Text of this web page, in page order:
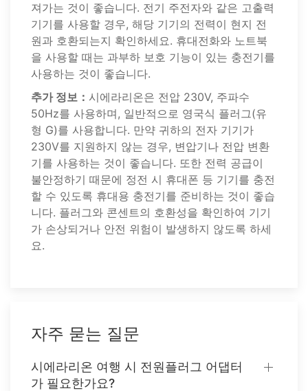
져가는 것이 좋습니다. 전기 주전자와 같은 고출력
기기를 사용할 경우, 해당 기기의 전력이 현지 전
원과 호환되는지 확인하세요. 휴대전화와 노트북
을 사용할 때는 과부하 보호 기능이 있는 충전기를
사용하는 것이 좋습니다.
추가 정보： 시에라리온은 전압 230V, 주파수
50Hz를 사용하며, 일반적으로 영국식 플러그(유
형 G)를 사용합니다. 만약 귀하의 전자 기기가
230V를 지원하지 않는 경우, 변압기나 전압 변환
기를 사용하는 것이 좋습니다. 또한 전력 공급이
불안정하기 때문에 정전 시 휴대폰 등 기기를 충전
할 수 있도록 휴대용 충전기를 준비하는 것이 좋습
니다. 플러그와 콘센트의 호환성을 확인하여 기기
가 손상되거나 안전 위험이 발생하지 않도록 하세
요.
자주 묻는 질문
시에라리온 여행 시 전원플러그 어댑터
가 필요한가요?